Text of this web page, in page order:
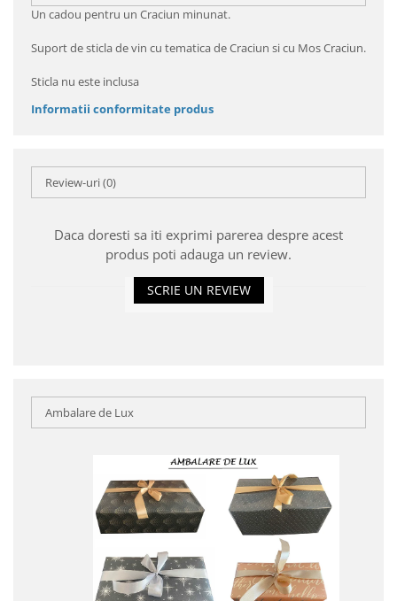
Un cadou pentru un Craciun minunat.
Suport de sticla de vin cu tematica de Craciun si cu Mos Craciun.
Sticla nu este inclusa
Informatii conformitate produs
Review-uri(0)
Daca doresti sa iti exprimi parerea despre acest
produs poti adauga un review.
SCRIE UN REVIEW
Ambalare de Lux